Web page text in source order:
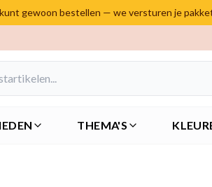
gewoon bestellen — we versturen je
THEMA'S